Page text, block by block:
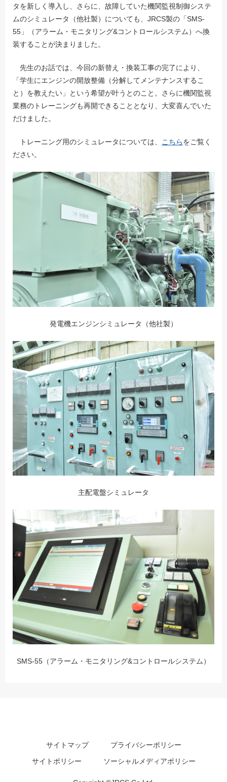
タを新しく導入し、さらに、故障していた機関監視制御システ
ムのシミュレータ（他社製）についても、JRCS製の「SMS-
55」（アラーム・モニタリング&コントロールシステム）へ換
装することが決まりました。
先生のお話では、今回の新替え・換装工事の完了により、
「学生にエンジンの開放整備（分解してメンテナンスするこ
と）を教えたい」という希望が叶うとのこと。さらに機関監視
業務のトレーニングも再開できることとなり、大変喜んでいた
だけました。
トレーニング用のシミュレータについては、 こちらをご覧く
ださい。
発電機エンジンシミュレータ（他社製）
主配電盤シミュレータ
SMS-55（アラーム・モニタリング&コントロールシステム）
サイトマップ
プライバシーポリシー
サイトポリシー
ソーシャルメディアポリシー